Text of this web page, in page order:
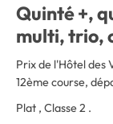
Quinté +,
multi, trio,
Prix de l'Hôtel des
12ème course,
Plat , Classe 2 .